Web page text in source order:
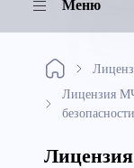
Меню
Лицензия
безопасности